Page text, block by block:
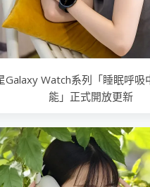
Galaxy Watch系列「睡眠呼吸
能」正式開放更新